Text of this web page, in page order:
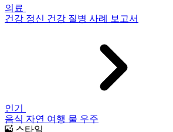
의료
건강 정신 건강 질병 사례 보고서
인기
음식 자연 여행 물 우주
스타일